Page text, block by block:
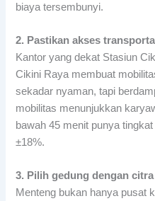
biaya tersembunyi.
2. Pastikan akses
Kantor yang dekat Stasiun
Cikini Raya membuat
sekadar nyaman, tapi
mobilitas menunjukkan
bawah 45 menit punya
±18%.
3. Pilih gedung dengan
Menteng bukan hanya pusat